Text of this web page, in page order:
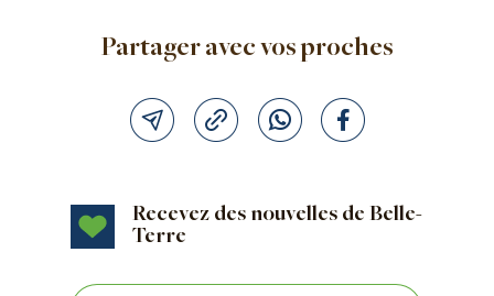
Partager avec vos proches
Recevez des nouvelles de Belle-
Terre